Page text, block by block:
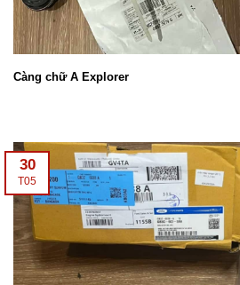
Càng chữ A Explorer
30
T05